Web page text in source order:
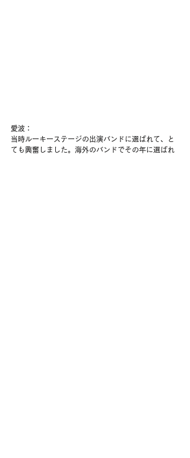
愛波：
当時ルーキーステージの出演バンドに選ばれて、と
ても興奮しました。海外のバンドでその年に選ばれ